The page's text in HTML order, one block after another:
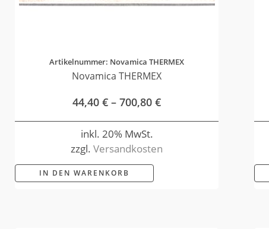
Artikelnummer: Novamica THERMEX
Novamica THERMEX
44,40€ –700,80€
inkl. 20% MwSt.
zzgl.Versandkosten
IN DEN WARENKORB